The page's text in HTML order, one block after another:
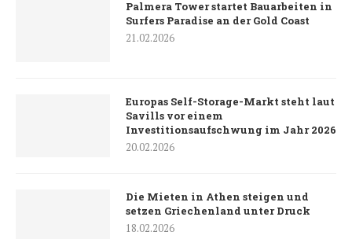
Palmera Tower startet Bauarbeiten in
Surfers Paradise an der Gold Coast
21.02.2026
Europas Self-Storage-Markt steht laut
Savills vor einem
Investitionsaufschwung im Jahr 2026
20.02.2026
Die Mieten in Athen steigen und
setzen Griechenland unter Druck
18.02.2026